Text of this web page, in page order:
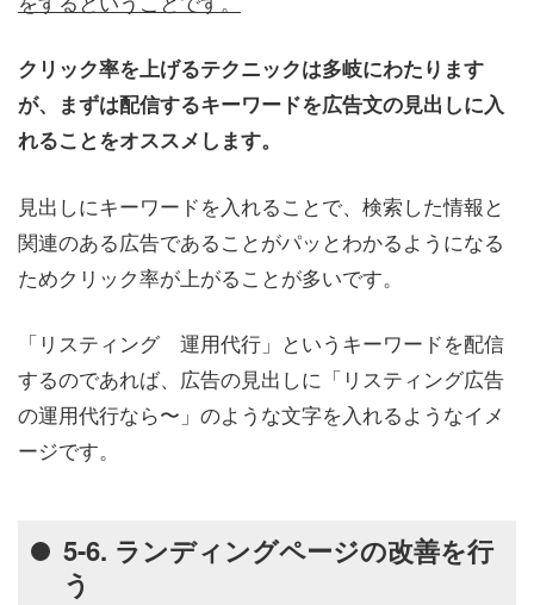
クリック率を上げるテクニックは多岐にわたります
が、まずは配信するキーワードを広告文の見出しに入
れることをオススメします。
見出しにキーワードを入れることで、検索した情報と
関連のある広告であることがパッとわかるようになる
ためクリック率が上がることが多いです。
「リスティング 運用代行」というキーワードを配信
するのであれば、広告の見出しに「リスティング広告
の運用代行なら〜」のような文字を入れるようなイメ
ージです。
5-6. ランディングページの改善を行
う